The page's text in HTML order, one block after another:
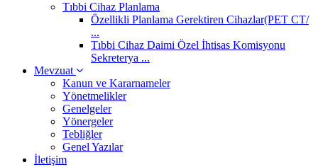
Tıbbi Cihaz Planlama
Özellikli Planlama Gerektiren Cihazlar(PET CT/
...
Tıbbi Cihaz Daimi Özel İhtisas Komisyonu
Sekreterya ...
Mevzuat
Kanun ve Kararnameler
Yönetmelikler
Genelgeler
Yönergeler
Tebliğler
Genel Yazılar
İletişim